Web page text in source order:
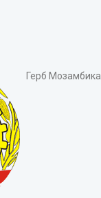
Герб Мозамбика